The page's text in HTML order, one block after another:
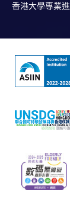
香港大學專業